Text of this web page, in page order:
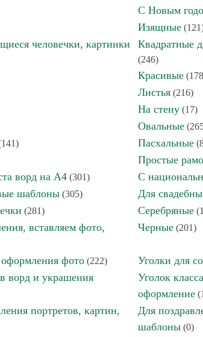
С Новым
Изящные
человечки, картинки Квадратные
(246)
Красивые
Листья (216)
На стену (17)
Овальные
Пасхальные
Простые
ворд на А4 (301) С
шаблоны (305) Для
(281) Серебряные
вставляем фото,
Черные (201)
фото (222) Уголки для
в ворд и украшения
Уголок
оформление
портретов, картин,
Для
шаблоны (0)